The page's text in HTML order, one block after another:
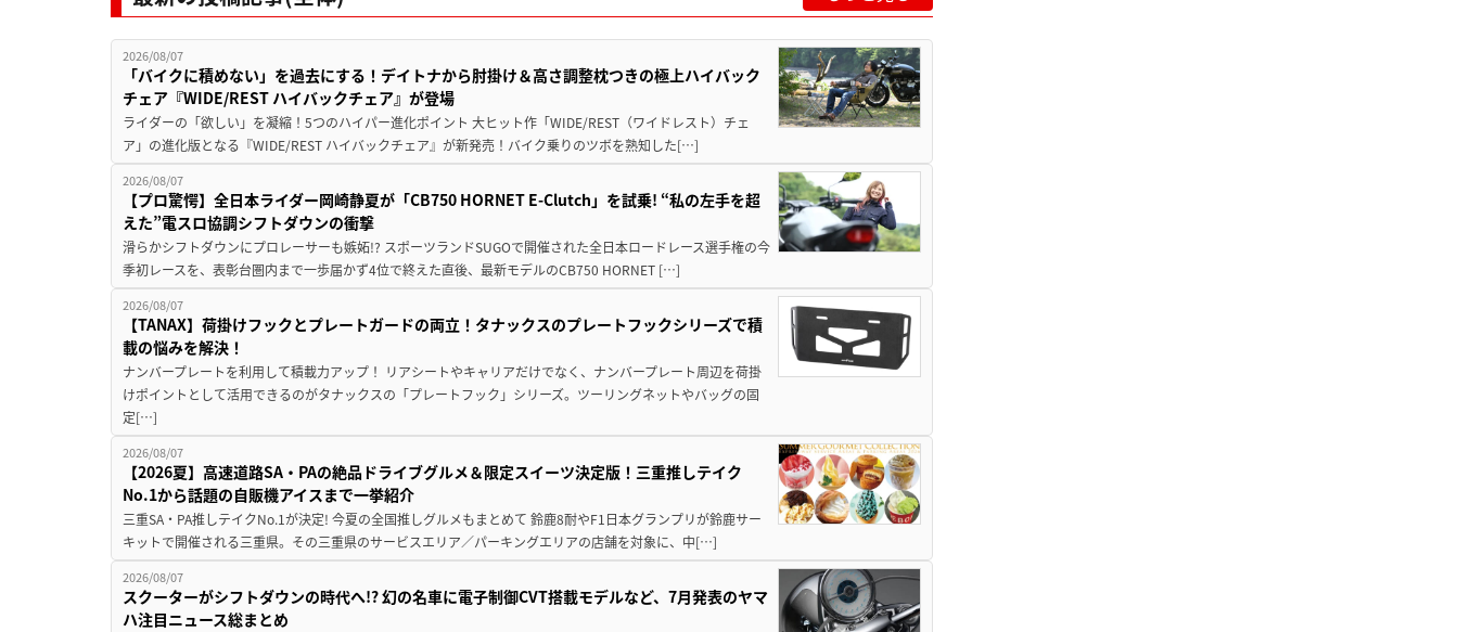
2026/08/07
「バイクに積めない」を過去にする！デイトナから肘掛け＆高さ調整枕つきの極上ハイバック
チェア『WIDE/REST ハイバックチェア』が登場
ライダーの「欲しい」を凝縮！5つのハイパー進化ポイント 大ヒット作「WIDE/REST（ワイドレスト）チェ
ア」の進化版となる『WIDE/REST ハイバックチェア』が新発売！バイク乗りのツボを熟知した[…]
2026/08/07
【プロ驚愕】全日本ライダー岡崎静夏が「CB750 HORNET E-Clutch」を試乗! “私の左手を超
えた”電スロ協調シフトダウンの衝撃
滑らかシフトダウンにプロレーサーも嫉妬!? スポーツランドSUGOで開催された全日本ロードレース選手権の今
季初レースを、表彰台圏内まで一歩届かず4位で終えた直後、最新モデルのCB750 HORNET […]
2026/08/07
【TANAX】荷掛けフックとプレートガードの両立！タナックスのプレートフックシリーズで積
載の悩みを解決！
ナンバープレートを利用して積載力アップ！ リアシートやキャリアだけでなく、ナンバープレート周辺を荷掛
けポイントとして活用できるのがタナックスの「プレートフック」シリーズ。ツーリングネットやバッグの固
定[…]
2026/08/07
【2026夏】高速道路SA・PAの絶品ドライブグルメ＆限定スイーツ決定版！三重推しテイク
No.1から話題の自販機アイスまで一挙紹介
三重SA・PA推しテイクNo.1が決定! 今夏の全国推しグルメもまとめて 鈴鹿8耐やF1日本グランプリが鈴鹿サー
キットで開催される三重県。その三重県のサービスエリア／パーキングエリアの店舗を対象に、中[…]
2026/08/07
スクーターがシフトダウンの時代へ!? 幻の名車に電子制御CVT搭載モデルなど、7月発表のヤマ
ハ注目ニュース総まとめ